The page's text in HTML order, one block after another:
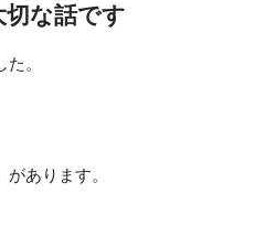
な話です
。
あります。